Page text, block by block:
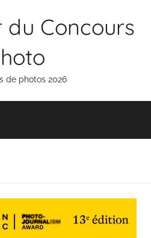
du Concours
de photos 2026